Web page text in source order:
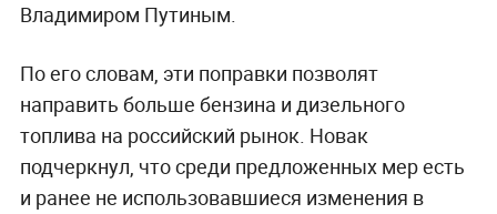
Владимиром Путиным.
По его словам, эти поправки позволят
направить больше бензина и дизельного
топлива на российский рынок. Новак
подчеркнул, что среди предложенных мер есть
и ранее не использовавшиеся изменения в